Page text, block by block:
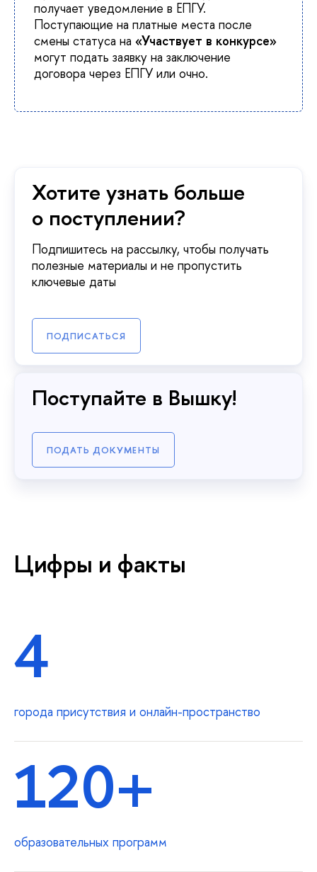
получает уведомление в ЕПГУ.
Поступающие на платные места после
смены статуса на «Участвует в конкурсе»
могут подать заявку на заключение
договора через ЕПГУ или очно.
Хотите узнать больше
о поступлении?
Подпишитесь на рассылку, чтобы получать
полезные материалы и не пропустить
ключевые даты
ПОДПИСАТЬСЯ
Поступайте в Вышку!
ПОДАТЬ ДОКУМЕНТЫ
Цифры и факты
4
города присутствия и онлайн-пространство
120+
образовательных программ